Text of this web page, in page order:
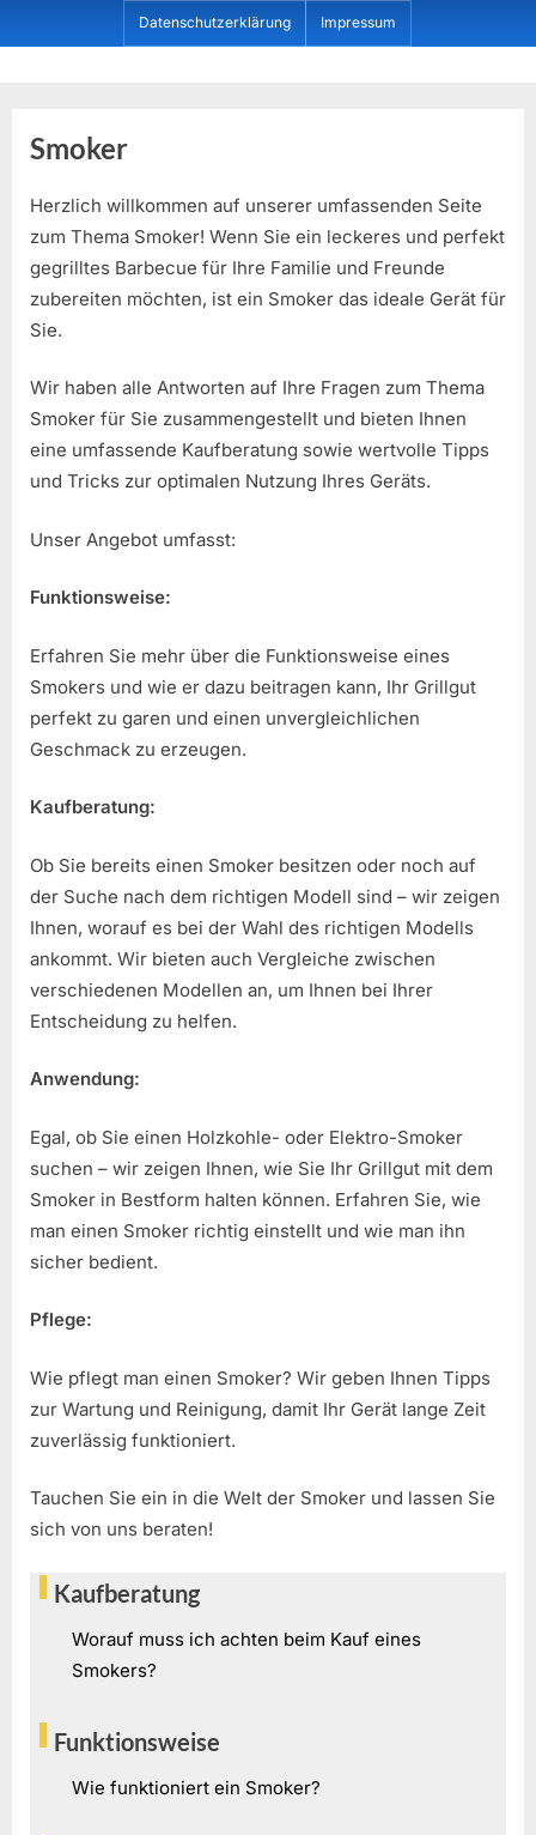
to
Datenschutzerklärung Impressum
Smoker
Herzlich willkommen auf unserer umfassenden Seite
zum Thema Smoker! Wenn Sie ein leckeres und perfekt
gegrilltes Barbecue für Ihre Familie und Freunde
zubereiten möchten, ist ein Smoker das ideale Gerät für
Sie.
Wir haben alle Antworten auf Ihre Fragen zum Thema
Smoker für Sie zusammengestellt und bieten Ihnen
eine umfassende Kaufberatung sowie wertvolle Tipps
und Tricks zur optimalen Nutzung Ihres Geräts.
Unser Angebot umfasst:
Funktionsweise:
Erfahren Sie mehr über die Funktionsweise eines
Smokers und wie er dazu beitragen kann, Ihr Grillgut
perfekt zu garen und einen unvergleichlichen
Geschmack zu erzeugen.
Kaufberatung:
Ob Sie bereits einen Smoker besitzen oder noch auf
der Suche nach dem richtigen Modell sind – wir zeigen
Ihnen, worauf es bei der Wahl des richtigen Modells
ankommt. Wir bieten auch Vergleiche zwischen
verschiedenen Modellen an, um Ihnen bei Ihrer
Entscheidung zu helfen.
Anwendung:
Egal, ob Sie einen Holzkohle- oder Elektro-Smoker
suchen – wir zeigen Ihnen, wie Sie Ihr Grillgut mit dem
Smoker in Bestform halten können. Erfahren Sie, wie
man einen Smoker richtig einstellt und wie man ihn
sicher bedient.
Pflege:
Wie pflegt man einen Smoker? Wir geben Ihnen Tipps
zur Wartung und Reinigung, damit Ihr Gerät lange Zeit
zuverlässig funktioniert.
Tauchen Sie ein in die Welt der Smoker und lassen Sie
sich von uns beraten!
Kaufberatung
Worauf muss ich achten beim Kauf eines
Smokers?
Funktionsweise
Wie funktioniert ein Smoker?